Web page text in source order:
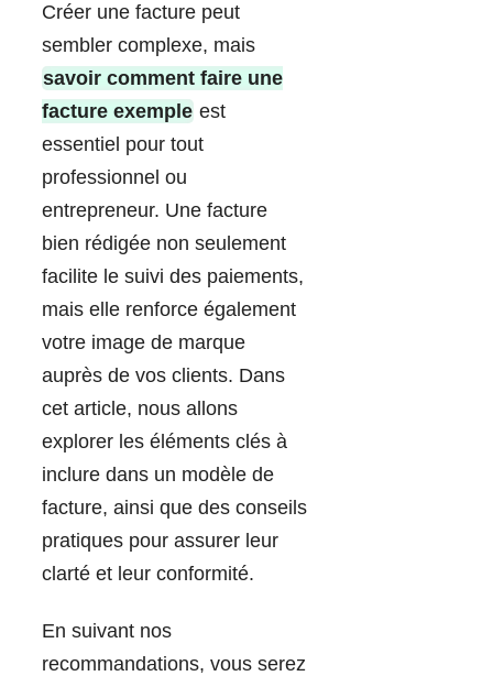
Créer une facture peut
sembler complexe, mais
savoir comment faire une
facture exemple est
essentiel pour tout
professionnel ou
entrepreneur. Une facture
bien rédigée non seulement
facilite le suivi des paiements,
mais elle renforce également
votre image de marque
auprès de vos clients. Dans
cet article, nous allons
explorer les éléments clés à
inclure dans un modèle de
facture, ainsi que des conseils
pratiques pour assurer leur
clarté et leur conformité.
En suivant nos
recommandations, vous serez